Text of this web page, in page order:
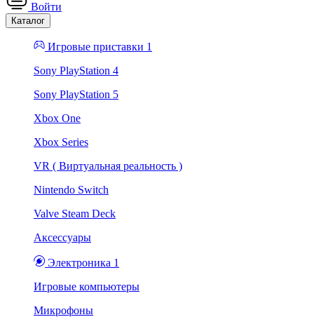
Войти
Каталог
Игровые приставки 1
Sony PlayStation 4
Sony PlayStation 5
Xbox One
Xbox Series
VR ( Виртуальная реальность )
Nintendo Switch
Valve Steam Deck
Аксессуары
Электроника 1
Игровые компьютеры
Микрофоны